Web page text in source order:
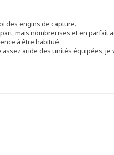
des engins de capture.
mais nombreuses et en parfait
à être habitué.
aride des unités équipées,